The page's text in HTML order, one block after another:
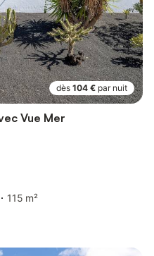
dès 104 € par nuit
Vue Mer
115 m²